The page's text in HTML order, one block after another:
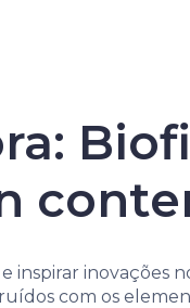
–
inovações
com os